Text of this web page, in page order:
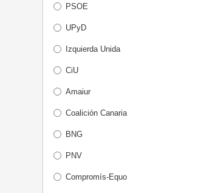
PSOE
UPyD
Izquierda Unida
CiU
Amaiur
Coalición Canaria
BNG
PNV
Compromís-Equo